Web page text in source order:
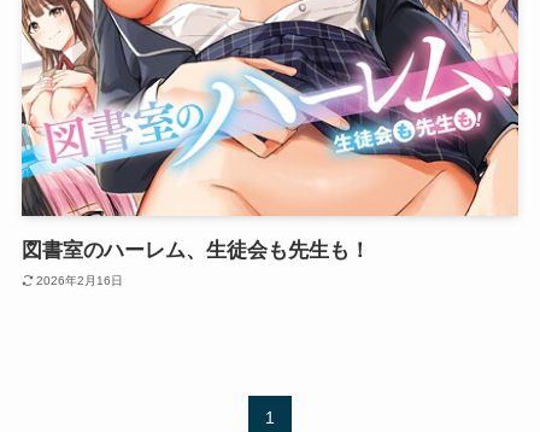
図書室のハーレム、生徒会も先生も！
2026年2月16日
1